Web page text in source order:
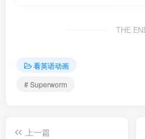
THE
看英语动画
# Superworm
上一篇